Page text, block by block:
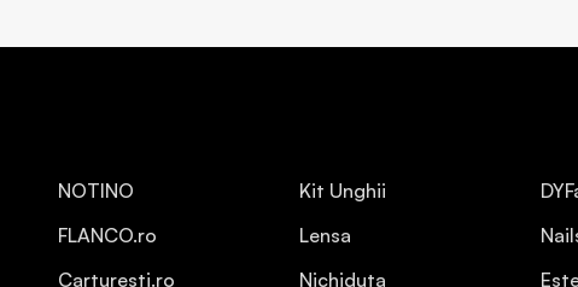
NOTINO
FLANCO.ro
Carturesti.ro
Kit Unghii
Lensa
Nichiduta